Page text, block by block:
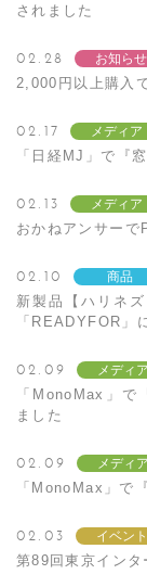
されました
02.28 お知らせ
2,000円以上購入
02.17 メディア
「日経MJ」で『
02.13 メディア
おかねアンサー
02.10 商品
新製品【ハリネ
「READYFOR」
02.09 メディア
「MonoMax」
ました
02.09 メディア
「MonoMax」で
02.03 イベント
第89回東京イン